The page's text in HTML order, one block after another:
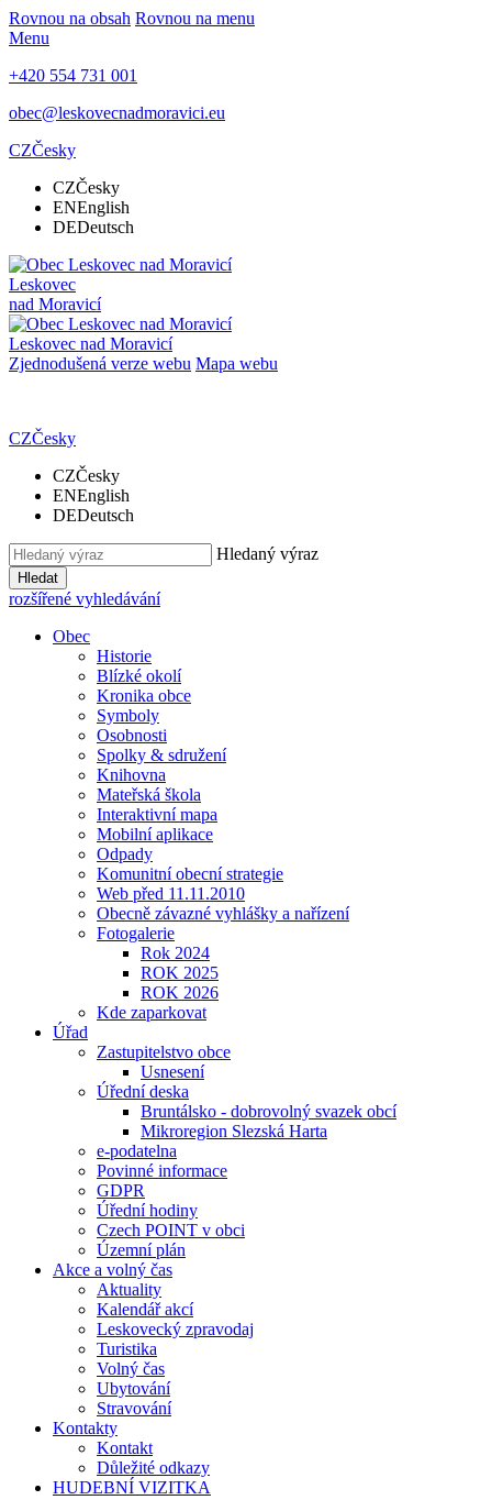
Rovnou na obsah Rovnou na menu
Menu
+420 554 731 001
obec@leskovecnadmoravici.eu
CZČesky
CZČesky
ENEnglish
DEDeutsch
Leskovec
nad Moravicí
Leskovec nad Moravicí
Zjednodušená verze webu Mapa webu
CZČesky
CZČesky
ENEnglish
DEDeutsch
Hledaný výraz
Hledat
rozšířené vyhledávání
Obec
Historie
Blízké okolí
Kronika obce
Symboly
Osobnosti
Spolky & sdružení
Knihovna
Mateřská škola
Interaktivní mapa
Mobilní aplikace
Odpady
Komunitní obecní strategie
Web před 11.11.2010
Obecně závazné vyhlášky a nařízení
Fotogalerie
Rok 2024
ROK 2025
ROK 2026
Kde zaparkovat
Úřad
Zastupitelstvo obce
Usnesení
Úřední deska
Bruntálsko - dobrovolný svazek obcí
Mikroregion Slezská Harta
e-podatelna
Povinné informace
GDPR
Úřední hodiny
Czech POINT v obci
Územní plán
Akce a volný čas
Aktuality
Kalendář akcí
Leskovecký zpravodaj
Turistika
Volný čas
Ubytování
Stravování
Kontakty
Kontakt
Důležité odkazy
HUDEBNÍ VIZITKA